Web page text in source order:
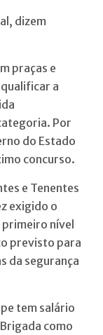
dizem
praças e
a
Por
do Estado
concurso.
e Tenentes
exigido o
nível
previsto para
da segurança
tem salário
como